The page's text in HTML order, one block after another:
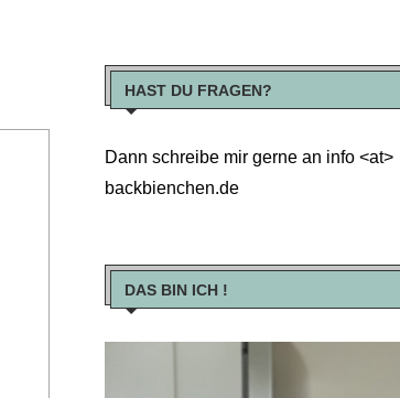
HAST DU FRAGEN?
Dann schreibe mir gerne an info <at>
backbienchen.de
DAS BIN ICH !